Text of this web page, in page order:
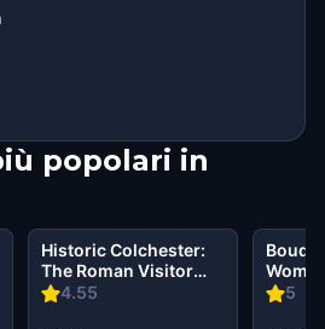
popolari in
4.55
Historic Colchester:
The Roman Visitor
Walking Tour &
5